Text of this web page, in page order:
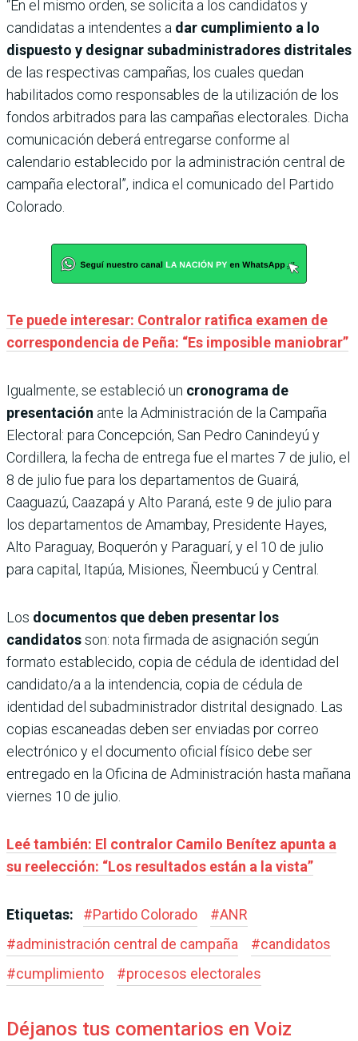
“En el mismo orden, se solicita a los candidatos y
candidatas a intendentes a dar cumplimiento a lo
dispuesto y designar subadministradores distritales
de las respectivas campañas, los cuales quedan
habilitados como responsables de la utilización de los
fondos arbitrados para las campañas electorales. Dicha
comunicación deberá entregarse conforme al
calendario establecido por la administración central de
campaña electoral”, indica el comunicado del Partido
Colorado.
Te puede interesar: Contralor ratifica examen de
correspondencia de Peña: “Es imposible maniobrar”
Igualmente, se estableció un cronograma de
presentación ante la Administración de la Campaña
Electoral: para Concepción, San Pedro Canindeyú y
Cordillera, la fecha de entrega fue el martes 7 de julio, el
8 de julio fue para los departamentos de Guairá,
Caaguazú, Caazapá y Alto Paraná, este 9 de julio para
los departamentos de Amambay, Presidente Hayes,
Alto Paraguay, Boquerón y Paraguarí, y el 10 de julio
para capital, Itapúa, Misiones, Ñeembucú y Central.
Los documentos que deben presentar los
candidatosson: nota firmada de asignación según
formato establecido, copia de cédula de identidad del
candidato/a a la intendencia, copia de cédula de
identidad del subadministrador distrital designado. Las
copias escaneadas deben ser enviadas por correo
electrónico y el documento oficial físico debe ser
entregado en la Oficina de Administración hasta mañana
viernes 10 de julio.
Leé también: El contralor Camilo Benítez apunta a
su reelección: “Los resultados están a la vista”
Etiquetas: #Partido Colorado #ANR
#administración central de campaña #candidatos
#cumplimiento #procesos electorales
Déjanos tus comentarios en Voiz